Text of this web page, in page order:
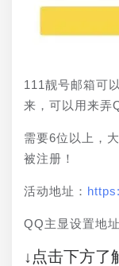
111靓号邮箱可
来，可以用来弄
需要6位以上，
被注册！
活动地址：
QQ主显设置地址
↓点击下方了